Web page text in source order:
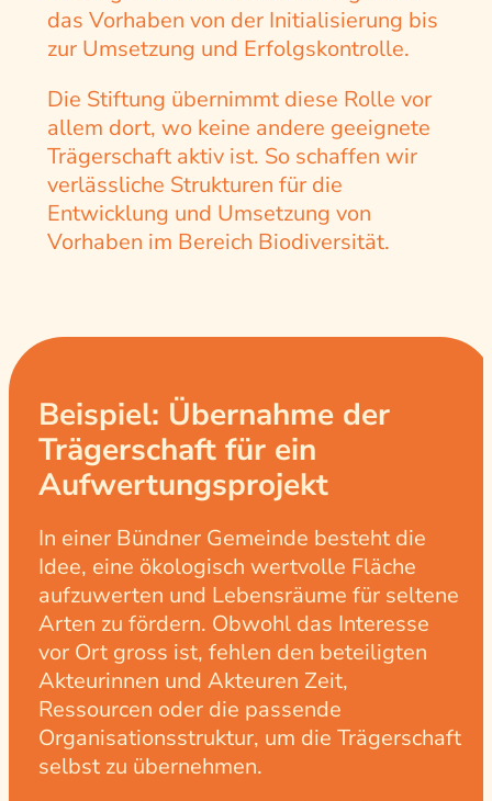
das Vorhaben von der Initialisierung bis
zur Umsetzung und Erfolgskontrolle.
Die Stiftung übernimmt diese Rolle vor
allem dort, wo keine andere geeignete
Trägerschaft aktiv ist. So schaffen wir
verlässliche Strukturen für die
Entwicklung und Umsetzung von
Vorhaben im Bereich Biodiversität.
Beispiel: Übernahme der
Trägerschaft für ein
Aufwertungsprojekt
In einer Bündner Gemeinde besteht die
Idee, eine ökologisch wertvolle Fläche
aufzuwerten und Lebensräume für seltene
Arten zu fördern. Obwohl das Interesse
vor Ort gross ist, fehlen den beteiligten
Akteurinnen und Akteuren Zeit,
Ressourcen oder die passende
Organisationsstruktur, um die Trägerschaft
selbst zu übernehmen.